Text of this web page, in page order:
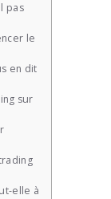
pas
le
en dit
sur
elle à